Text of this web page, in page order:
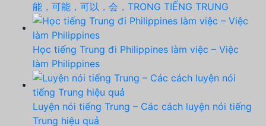
能，可能，可以，会，TRONG TIẾNG TRUNG
Học tiếng Trung đi Philippines làm việc – Việc
làm Philippines
Luyện nói tiếng Trung – Các cách luyện nói tiếng
Trung hiệu quả